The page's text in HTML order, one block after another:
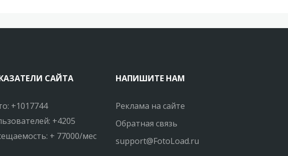
САЙТА
+1017744
+4205
+ 77000/мес
НАПИШИТЕ НАМ
Реклама на сайте
Обратная связь
support@FotoLoad.ru